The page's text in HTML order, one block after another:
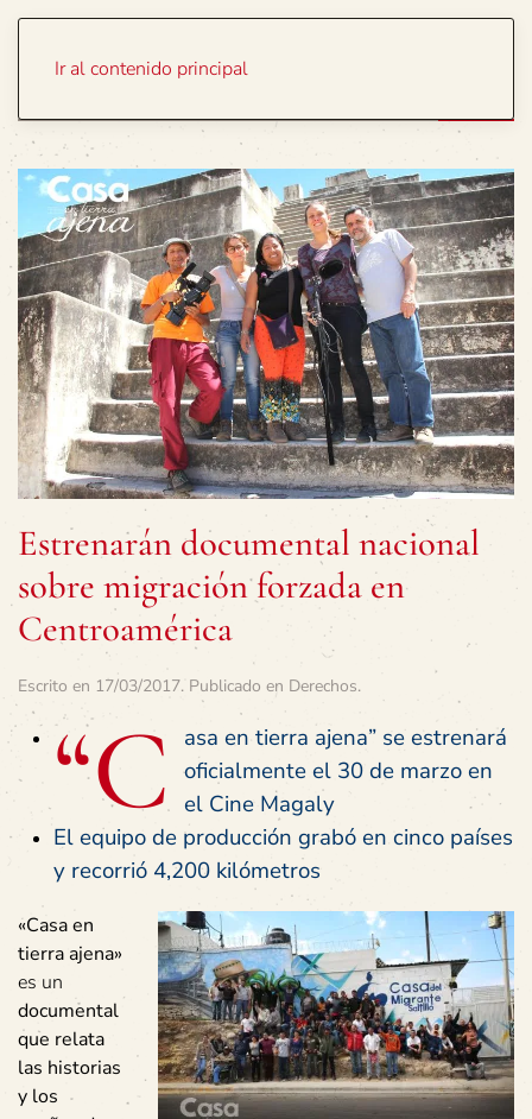
Ir al contenido principal
Estrenarán documental nacional
sobre migración forzada en
Centroamérica
Escrito en 17/03/2017. Publicado en Derechos.
“C asa en tierra ajena” se estrenará
oficialmente el 30 de marzo en
el Cine Magaly
El equipo de producción grabó en cinco países
y recorrió 4,200 kilómetros
«Casa en
tierra ajena»
es un
documental
que relata
las historias
y los